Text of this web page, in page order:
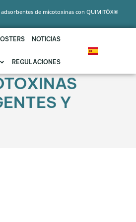
de micotoxinas con QUIMITŌX®
NOTICIAS
REGULACIONES
Y